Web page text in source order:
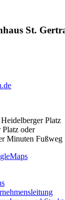
St.
Platz
Platz oder
Minuten Fußweg